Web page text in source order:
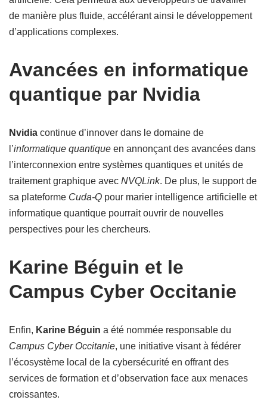
de manière plus fluide, accélérant ainsi le développement
d’applications complexes.
Avancées en informatique
quantique par Nvidia
Nvidia continue d’innover dans le domaine de
l’informatique quantique en annonçant des avancées dans
l’interconnexion entre systèmes quantiques et unités de
traitement graphique avec NVQLink. De plus, le support de
sa plateforme Cuda-Q pour marier intelligence artificielle et
informatique quantique pourrait ouvrir de nouvelles
perspectives pour les chercheurs.
Karine Béguin et le
Campus Cyber Occitanie
Enfin, Karine Béguin a été nommée responsable du
Campus Cyber Occitanie, une initiative visant à fédérer
l’écosystème local de la cybersécurité en offrant des
services de formation et d’observation face aux menaces
croissantes.